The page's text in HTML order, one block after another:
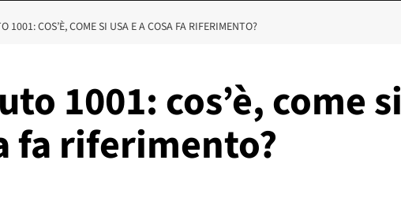
1001: COS’È, COME SI USA E A COSA FA RIFERIMENTO?
1001: cos’è, come si
fa riferimento?